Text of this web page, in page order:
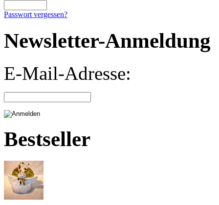
Passwort vergessen?
Newsletter-Anmeldung
E-Mail-Adresse:
Bestseller